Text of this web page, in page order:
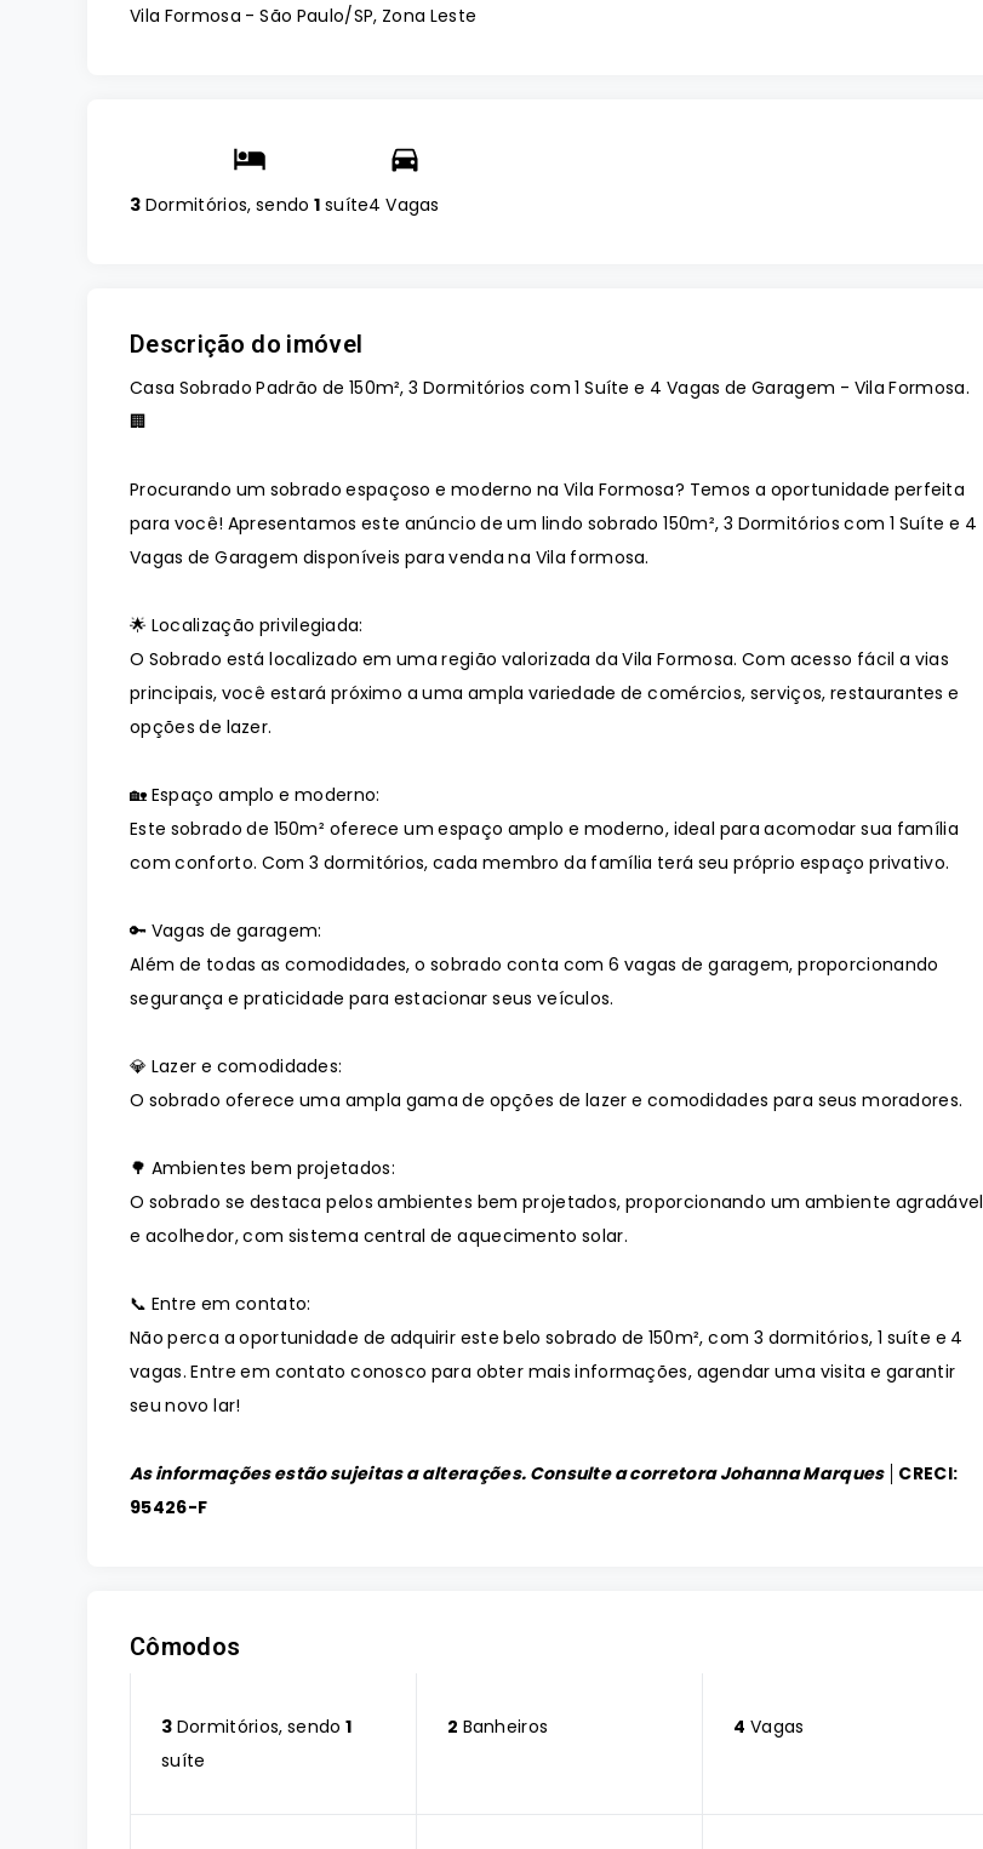
Vila Formosa - São Paulo/SP, Zona Leste
3 Dormitórios, sendo1 suíte4 Vagas
Descrição do imóvel
Casa Sobrado Padrão de 150m², 3 Dormitórios com 1 Suíte e 4 Vagas de Garagem - Vila Formosa.
🏢
Procurando um sobrado espaçoso e moderno na Vila Formosa? Temos a oportunidade perfeita
para você! Apresentamos este anúncio de um lindo sobrado 150m², 3 Dormitórios com 1 Suíte e 4
Vagas de Garagem disponíveis para venda na Vila formosa.
🌟 Localização privilegiada:
O Sobrado está localizado em uma região valorizada da Vila Formosa. Com acesso fácil a vias
principais, você estará próximo a uma ampla variedade de comércios, serviços, restaurantes e
opções de lazer.
🏡 Espaço amplo e moderno:
Este sobrado de 150m² oferece um espaço amplo e moderno, ideal para acomodar sua família
com conforto. Com 3 dormitórios, cada membro da família terá seu próprio espaço privativo.
🔑 Vagas de garagem:
Além de todas as comodidades, o sobrado conta com 6 vagas de garagem, proporcionando
segurança e praticidade para estacionar seus veículos.
💎 Lazer e comodidades:
O sobrado oferece uma ampla gama de opções de lazer e comodidades para seus moradores.
🌳 Ambientes bem projetados:
O sobrado se destaca pelos ambientes bem projetados, proporcionando um ambiente agradável
e acolhedor, com sistema central de aquecimento solar.
📞 Entre em contato:
Não perca a oportunidade de adquirir este belo sobrado de 150m², com 3 dormitórios, 1 suíte e 4
vagas. Entre em contato conosco para obter mais informações, agendar uma visita e garantir
seu novo lar!
As informações estão sujeitas a alterações. Consulte a corretora Johanna Marques │ CRECI:
95426-F
Cômodos
3 Dormitórios, sendo1
suíte
2 Banheiros 4 Vagas